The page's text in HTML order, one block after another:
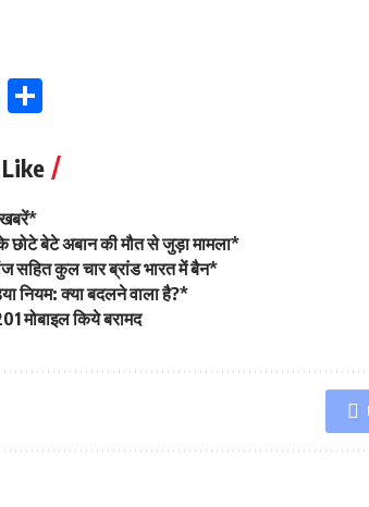
Telegram
खबरें*
बेटे अबान की मौत से जुड़ा मामला*
कुल चार ब्रांड भारत में बैन*
नियम: क्या बदलने वाला है?*
मोबाइल किये बरामद